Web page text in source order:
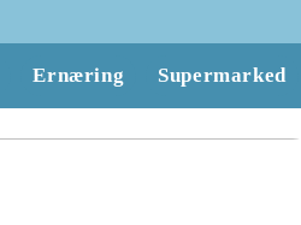
Ernæring Supermarked